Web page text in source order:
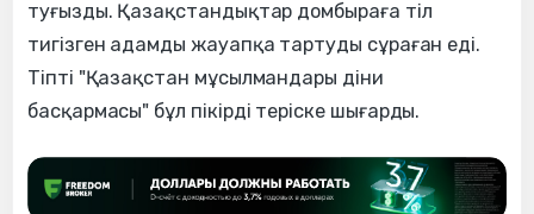
туғызды. Қазақстандықтар домбыраға тіл
тигізген адамды жауапқа тартуды сұраған еді.
Тіпті "Қазақстан мұсылмандары діни
басқармасы" бұл пікірді теріске шығарды.